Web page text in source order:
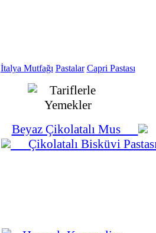
İtalya Mutfağı Pastalar Capri Pastası
Beyaz Çikolatalı Mus
Çikolatalı Bisküvi